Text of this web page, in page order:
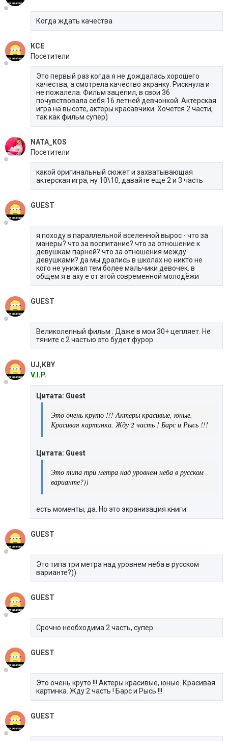
Когда ждать качества
КСЕ
Посетители
Это первый раз когда я не дождалась хорошего
качества, а смотрела качество экранку. Рискнула и
не пожалела. Фильм зацепил, в свои 36
почувствовала себя 16 летней девчонкой. Актерская
игра на высоте, актеры красавчики. Хочется 2 части,
так как фильм супер)
NATA_KOS
Посетители
какой оригинальный сюжет и захватывающая
актерская игра, ну 10\10, давайте еще 2 и 3 часть
GUEST
я походу в параллельной вселенной вырос - что за
манеры? что за воспитание? что за отношение к
девушкам парней? что за отношения между
девушками? да мы дрались в школах но никто не
кого не унижал тем более мальчики девочек. в
общем я в аху е от этой современной молодёжи
GUEST
Великолепный фильм . Даже в мои 30+ цепляет. Не
тяните с 2 частью это будет фурор
UJ,KBY
V.I.P.
Цитата: Guest
Это очень круто !!! Актеры красивые, юные.
Красивая картинка. Жду 2 часть ! Барс и Рысь !!!
Цитата: Guest
Это типа три метра над уровнем неба в русском
варианте?))
есть моменты, да. Но это экранизация книги
GUEST
Это типа три метра над уровнем неба в русском
варианте?))
GUEST
Срочно необходима 2 часть, супер.
GUEST
Это очень круто !!! Актеры красивые, юные. Красивая
картинка. Жду 2 часть ! Барс и Рысь !!!
GUEST